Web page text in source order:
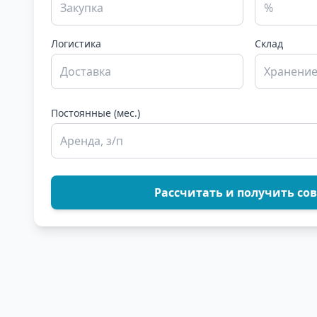
Логистика Склад
Постоянные (мес.)
Рассчитать и получить